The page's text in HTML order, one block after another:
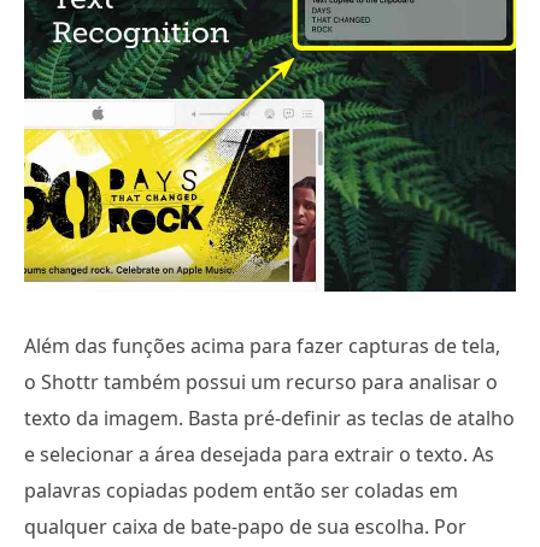
Além das funções acima para fazer capturas de tela,
o Shottr também possui um recurso para analisar o
texto da imagem. Basta pré-definir as teclas de atalho
e selecionar a área desejada para extrair o texto. As
palavras copiadas podem então ser coladas em
qualquer caixa de bate-papo de sua escolha. Por